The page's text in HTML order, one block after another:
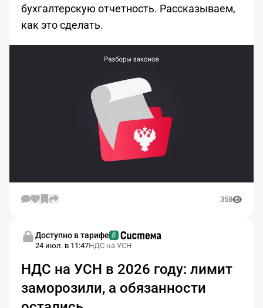
бухгалтерскую отчетность. Рассказываем,
как это сделать.
358
Доступно в тарифе
24 июл. в 11:47НДС на УСН
НДС на УСН в 2026 году: лимит
заморозили, а обязанности